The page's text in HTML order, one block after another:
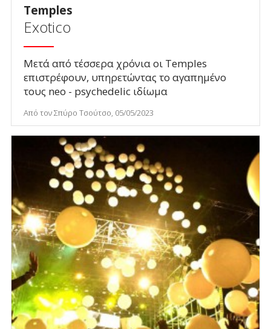
Temples
Exotico
Μετά από τέσσερα χρόνια οι Temples
επιστρέφουν, υπηρετώντας τo αγαπημένο
τους neo - psychedelic ιδίωμα
Από τον Σπύρο Τσούτσο, 05/05/2023